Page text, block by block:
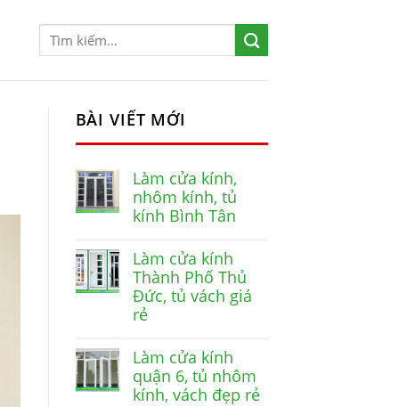
BÀI VIẾT MỚI
Làm cửa kính,
nhôm kính, tủ
kính Bình Tân
Làm cửa kính
Thành Phố Thủ
Đức, tủ vách giá
rẻ
Làm cửa kính
quận 6, tủ nhôm
kính, vách đẹp rẻ